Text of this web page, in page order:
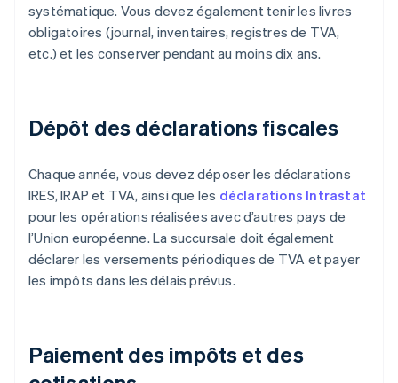
systématique. Vous devez également tenir les livres
obligatoires (journal, inventaires, registres de TVA,
etc.) et les conserver pendant au moins dix ans.
Dépôt des déclarations fiscales
Chaque année, vous devez déposer les déclarations
IRES, IRAP et TVA, ainsi que les déclarations Intrastat
pour les opérations réalisées avec d’autres pays de
l’Union européenne. La succursale doit également
déclarer les versements périodiques de TVA et payer
les impôts dans les délais prévus.
Paiement des impôts et des